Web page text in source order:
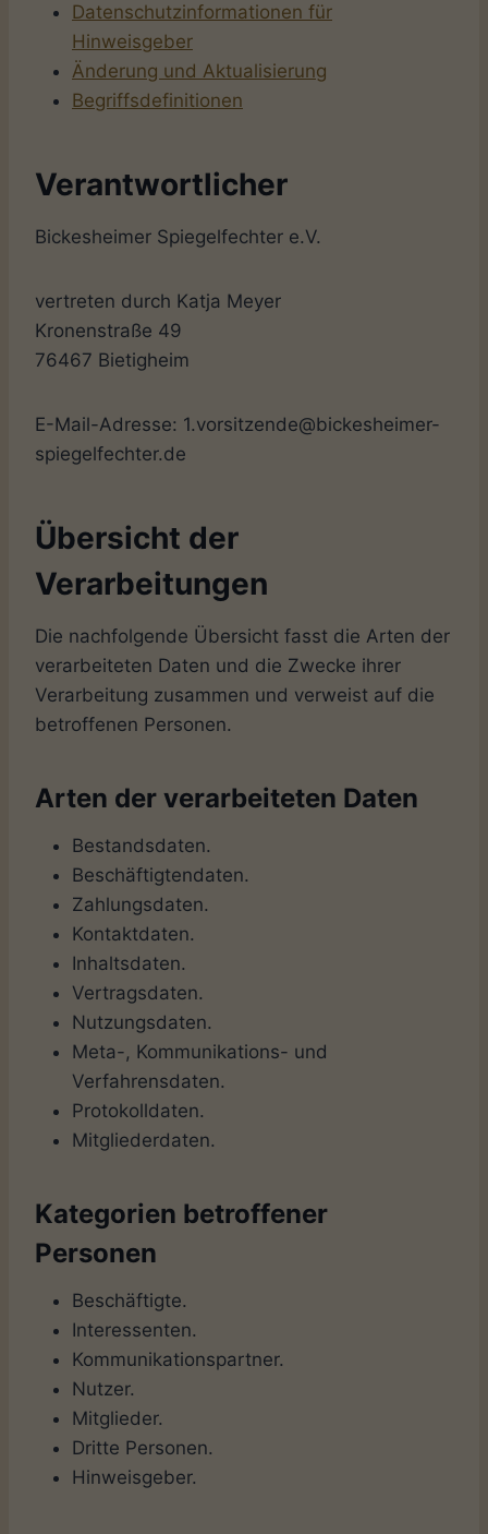
Datenschutzinformationen für
Hinweisgeber
Änderung und Aktualisierung
Begriffsdefinitionen
Verantwortlicher
Bickesheimer Spiegelfechter e.V.
vertreten durch Katja Meyer
Kronenstraße 49
76467 Bietigheim
E-Mail-Adresse: 1.vorsitzende@bickesheimer-
spiegelfechter.de
Übersicht der
Verarbeitungen
Die nachfolgende Übersicht fasst die Arten der
verarbeiteten Daten und die Zwecke ihrer
Verarbeitung zusammen und verweist auf die
betroffenen Personen.
Arten der verarbeiteten Daten
Bestandsdaten.
Beschäftigtendaten.
Zahlungsdaten.
Kontaktdaten.
Inhaltsdaten.
Vertragsdaten.
Nutzungsdaten.
Meta-, Kommunikations- und
Verfahrensdaten.
Protokolldaten.
Mitgliederdaten.
Kategorien betroffener
Personen
Beschäftigte.
Interessenten.
Kommunikationspartner.
Nutzer.
Mitglieder.
Dritte Personen.
Hinweisgeber.